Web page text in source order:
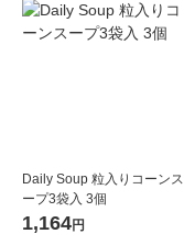
Daily Soup 粒入りコーンス
ープ3袋入 3個
1,164円